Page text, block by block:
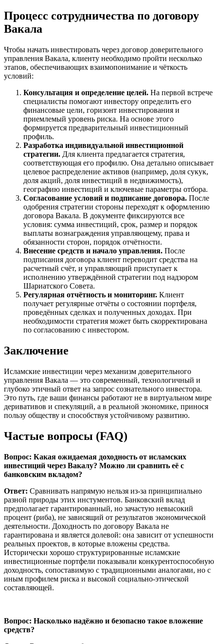
Процесс сотрудничества по договору
Вакала
Чтобы начать инвестировать через договор доверительного
управления Вакала, клиенту необходимо пройти несколько
этапов, обеспечивающих взаимопонимание и чёткость
условий:
Консультация и определение целей. На первой встрече
специалисты помогают инвестору определить его
финансовые цели, горизонт инвестирования и
приемлемый уровень риска. На основе этого
формируется предварительный инвестиционный
профиль.
Разработка индивидуальной инвестиционной
стратегии. Для клиента предлагается стратегия,
соответствующая его профилю. Она детально описывает
целевое распределение активов (например, доля сукук,
доля акций, доля инвестиций в недвижимость),
географию инвестиций и ключевые параметры отбора.
Согласование условий и подписание договора. После
одобрения стратегии стороны переходят к оформлению
договора Вакала. В документе фиксируются все
условия: сумма инвестиций, срок, размер и порядок
выплаты вознаграждения управляющему, права и
обязанности сторон, порядок отчётности.
Внесение средств и начало управления. После
подписания договора клиент переводит средства на
расчетный счёт, и управляющий приступает к
исполнению утверждённой стратегии под надзором
Шариатского Совета.
Регулярная отчётность и мониторинг. Клиент
получает регулярные отчёты о состоянии портфеля,
проведённых сделках и полученных доходах. При
необходимости стратегия может быть скорректирована
по согласованию с инвестором.
Заключение
Исламские инвестиции через механизм доверительного
управления Вакала — это современный, технологичный и
глубоко этичный ответ на запрос сознательного инвестора.
Это путь, где ваши финансы работают не в виртуальном мире
деривативов и спекуляций, а в реальной экономике, принося
пользу обществу и способствуя устойчивому развитию.
Частые вопросы (FAQ)
Вопрос: Какая ожидаемая доходность от исламских
инвестиций через Вакалу? Можно ли сравнить её с
банковским вкладом?
Ответ: Сравнивать напрямую нельзя из-за принципиально
разной природы этих инстументов. Банковский вклад
предполагает гарантированный, но зачастую невысокий
процент (риба), не зависящий от результатов экономической
деятельности. Доходность по договору Вакала не
гарантирована и является долевой: она зависит от успешности
реальных проектов, в которые вложены средства.
Исторически хорошо структурированные исламские
инвестиционные портфели показывали конкурентоспособную
доходность, сопоставимую с традиционными аналогами, но с
иным профилем риска и высокой социально-этической
составляющей.
Вопрос: Насколько надёжно и безопасно такое вложение
средств?